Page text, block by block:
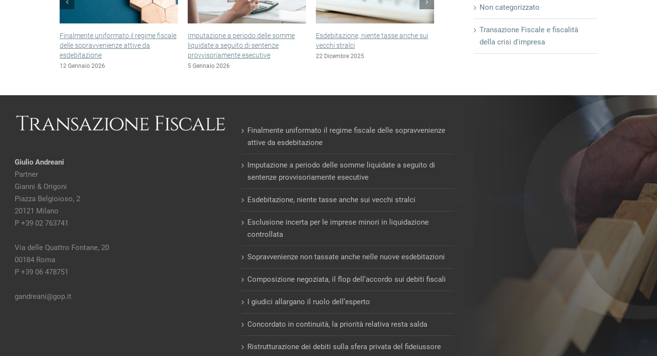
Finalmente uniformato il regime fiscale
delle sopravvenienze attive da
esdebitazione
12 Gennaio 2026
Imputazione a periodo delle somme
liquidate a seguito di sentenze
provvisoriamente esecutive
5 Gennaio 2026
Esdebitazione, niente tasse anche sui
vecchi stralci
22 Dicembre 2025
Esclusione incerta per le imprese minori
in liquidazione controllata
Non categorizzato
Transazione Fiscale e fiscalità
della crisi d'impresa
Giulio Andreani
Partner
Gianni & Origoni
Piazza Belgioioso, 2
20121 Milano
P +39 02 763741
Via delle Quattro Fontane, 20
00184 Roma
P +39 06 478751
gandreani@gop.it
Finalmente uniformato il regime fiscale delle sopravvenienze
attive da esdebitazione
Imputazione a periodo delle somme liquidate a seguito di
sentenze provvisoriamente esecutive
Esdebitazione, niente tasse anche sui vecchi stralci
Esclusione incerta per le imprese minori in liquidazione
controllata
Sopravvenienze non tassate anche nelle nuove esdebitazioni
Composizione negoziata, il flop dell’accordo sui debiti fiscali
I giudici allargano il ruolo dell’esperto
Concordato in continuità, la priorità relativa resta salda
Ristrutturazione dei debiti sulla sfera privata del fideiussore